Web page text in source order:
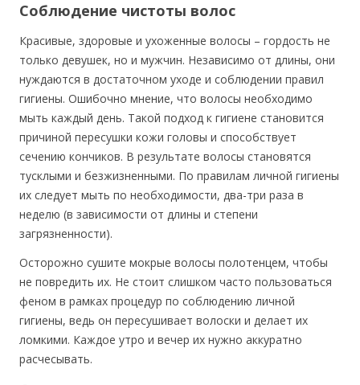
Соблюдение чистоты волос
Красивые, здоровые и ухоженные волосы – гордость не
только девушек, но и мужчин. Независимо от длины, они
нуждаются в достаточном уходе и соблюдении правил
гигиены. Ошибочно мнение, что волосы необходимо
мыть каждый день. Такой подход к гигиене становится
причиной пересушки кожи головы и способствует
сечению кончиков. В результате волосы становятся
тусклыми и безжизненными. По правилам личной гигиены
их следует мыть по необходимости, два-три раза в
неделю (в зависимости от длины и степени
загрязненности).
Осторожно сушите мокрые волосы полотенцем, чтобы
не повредить их. Не стоит слишком часто пользоваться
феном в рамках процедур по соблюдению личной
гигиены, ведь он пересушивает волоски и делает их
ломкими. Каждое утро и вечер их нужно аккуратно
расчесывать.